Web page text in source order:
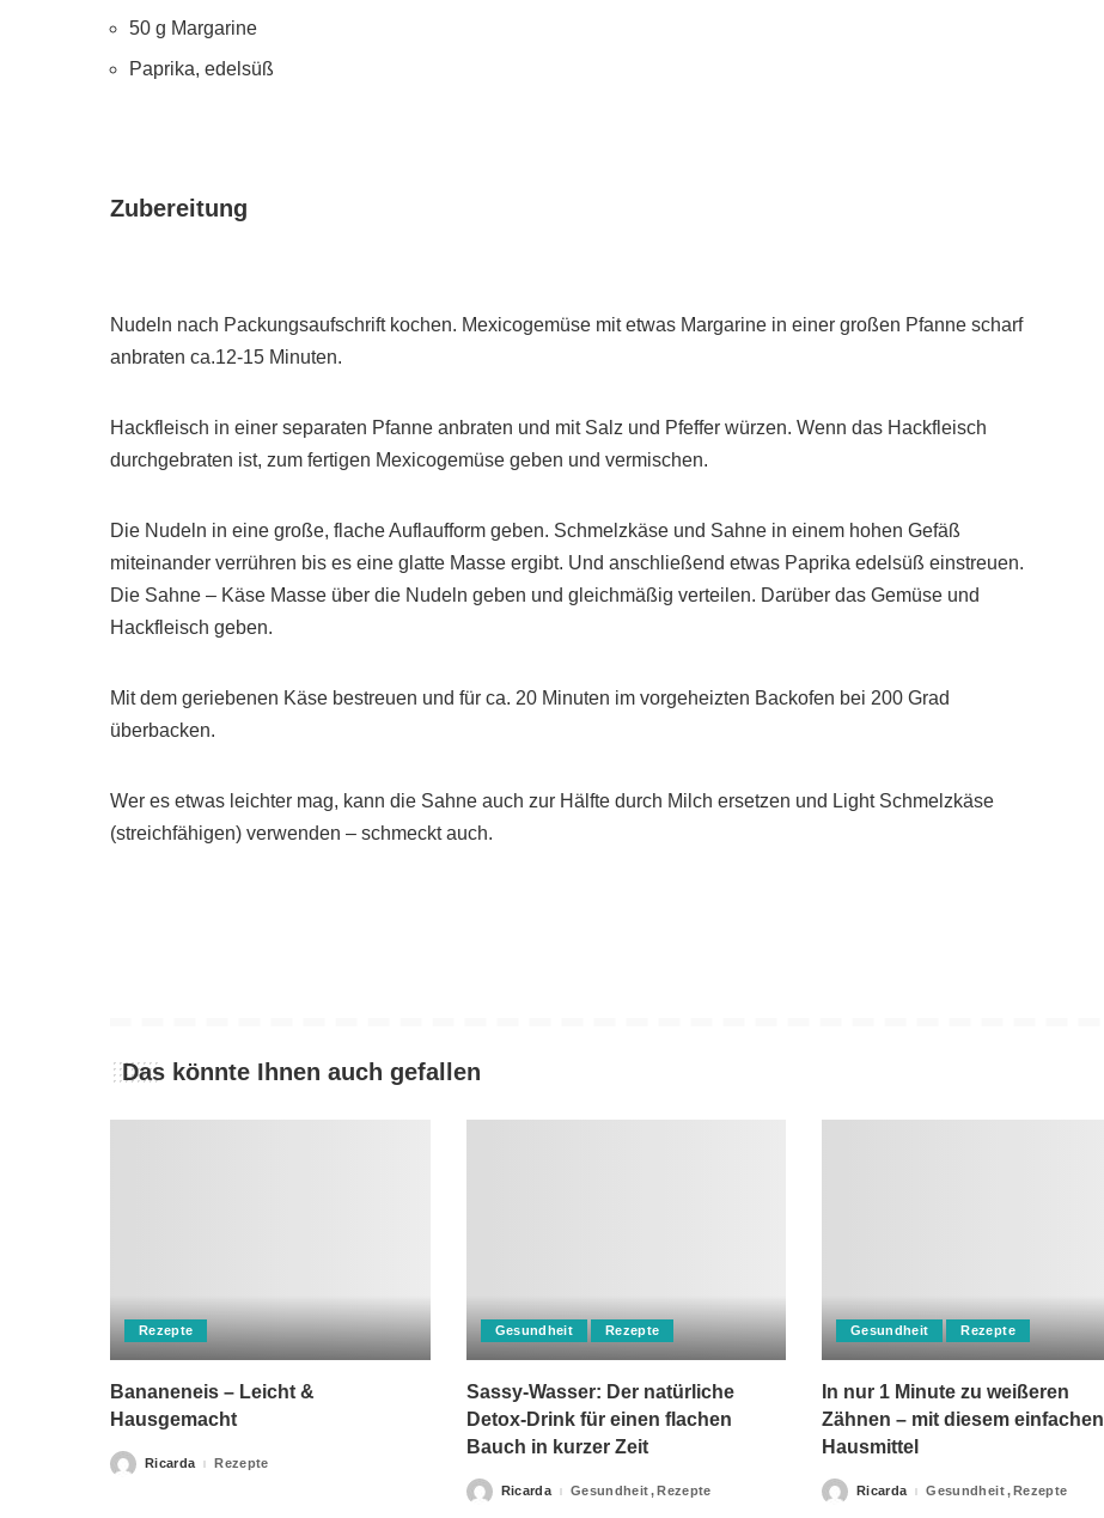
50 g Margarine
Paprika, edelsüß
Zubereitung
Nudeln nach Packungsaufschrift kochen. Mexicogemüse mit etwas Margarine in einer großen Pfanne scharf
anbraten ca.12-15 Minuten.
Hackfleisch in einer separaten Pfanne anbraten und mit Salz und Pfeffer würzen. Wenn das Hackfleisch
durchgebraten ist, zum fertigen Mexicogemüse geben und vermischen.
Die Nudeln in eine große, flache Auflaufform geben. Schmelzkäse und Sahne in einem hohen Gefäß
miteinander verrühren bis es eine glatte Masse ergibt. Und anschließend etwas Paprika edelsüß einstreuen.
Die Sahne – Käse Masse über die Nudeln geben und gleichmäßig verteilen. Darüber das Gemüse und
Hackfleisch geben.
Mit dem geriebenen Käse bestreuen und für ca. 20 Minuten im vorgeheizten Backofen bei 200 Grad
überbacken.
Wer es etwas leichter mag, kann die Sahne auch zur Hälfte durch Milch ersetzen und Light Schmelzkäse
(streichfähigen) verwenden – schmeckt auch.
Das könnte Ihnen auch gefallen
Rezepte
Bananeneis – Leicht &
Hausgemacht
PostedRicarda Rezepte
Gesundheit Rezepte
Sassy-Wasser: Der natürliche
Detox-Drink für einen flachen
Bauch in kurzer Zeit
PostedRicarda Gesundheit Rezepte
Gesundheit Rezepte
In nur 1 Minute zu weißeren
Zähnen – mit diesem einfachen
Hausmittel
PostedRicarda Gesundheit Rezepte